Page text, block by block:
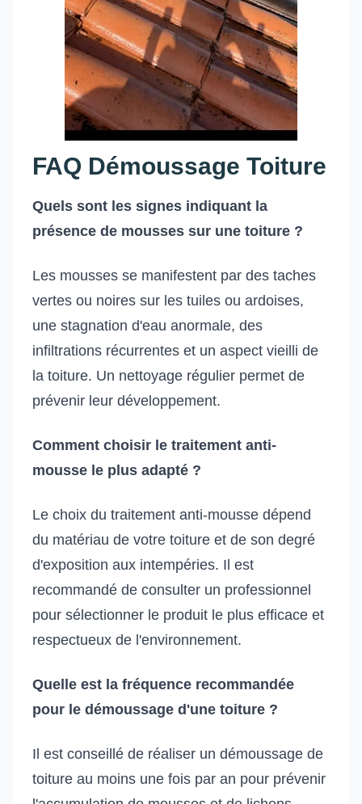
FAQ Démoussage Toiture
Quels sont les signes indiquant la
présence de mousses sur une toiture ?
Les mousses se manifestent par des taches
vertes ou noires sur les tuiles ou ardoises,
une stagnation d'eau anormale, des
infiltrations récurrentes et un aspect vieilli de
la toiture. Un nettoyage régulier permet de
prévenir leur développement.
Comment choisir le traitement anti-
mousse le plus adapté ?
Le choix du traitement anti-mousse dépend
du matériau de votre toiture et de son degré
d'exposition aux intempéries. Il est
recommandé de consulter un professionnel
pour sélectionner le produit le plus efficace et
respectueux de l'environnement.
Quelle est la fréquence recommandée
pour le démoussage d'une toiture ?
Il est conseillé de réaliser un démoussage de
toiture au moins une fois par an pour prévenir